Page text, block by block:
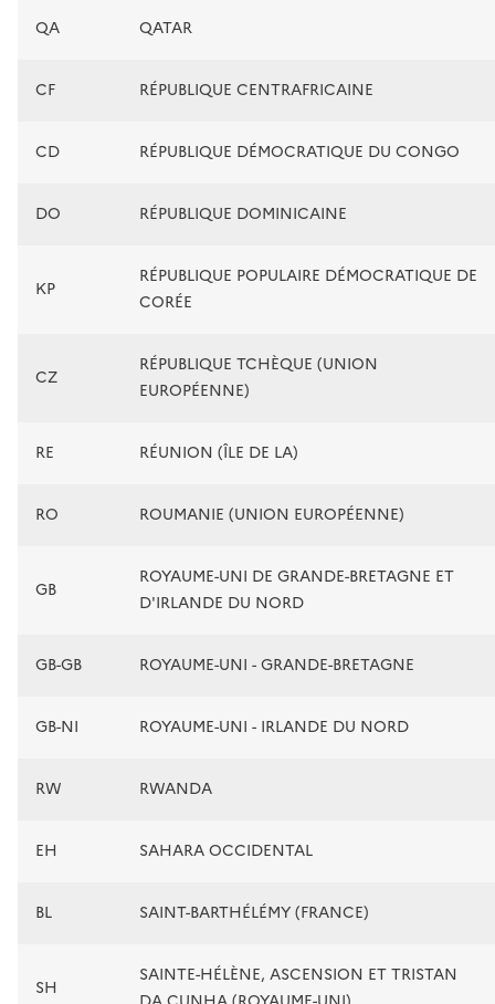
QA QATAR
CF RÉPUBLIQUE CENTRAFRICAINE
CD RÉPUBLIQUE DÉMOCRATIQUE DU CONGO
DO RÉPUBLIQUE DOMINICAINE
KP
RÉPUBLIQUE POPULAIRE DÉMOCRATIQUE DE
CORÉE
CZ
RÉPUBLIQUE TCHÈQUE (UNION
EUROPÉENNE)
RE RÉUNION (ÎLE DE LA)
RO ROUMANIE (UNION EUROPÉENNE)
GB
ROYAUME-UNI DE GRANDE-BRETAGNE ET
D'IRLANDE DU NORD
GB-GB ROYAUME-UNI - GRANDE-BRETAGNE
GB-NI ROYAUME-UNI - IRLANDE DU NORD
RW RWANDA
EH SAHARA OCCIDENTAL
BL SAINT-BARTHÉLÉMY (FRANCE)
SH
SAINTE-HÉLÈNE, ASCENSION ET TRISTAN